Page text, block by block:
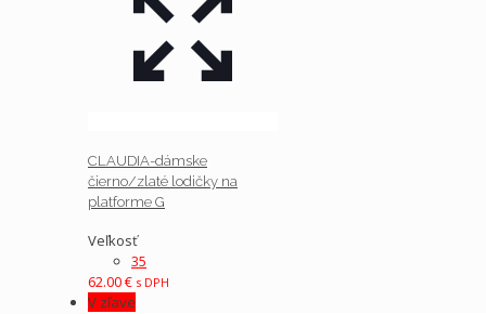
CLAUDIA-dámske
čierno/zlaté lodičky na
platforme G
Veľkosť
35
62.00€ s DPH
V zľave